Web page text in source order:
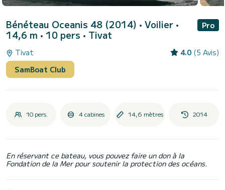
Bénéteau Oceanis 48 (2014) • Voilier •
14,6 m • 10 pers • Tivat
Pro
Tivat 4.0 (5 Avis)
SamBoat Club
10 pers. 4 cabines 14,6 mètres 2014
En réservant ce bateau, vous pouvez faire un don à la
Fondation de la Mer pour soutenir la protection des océans.